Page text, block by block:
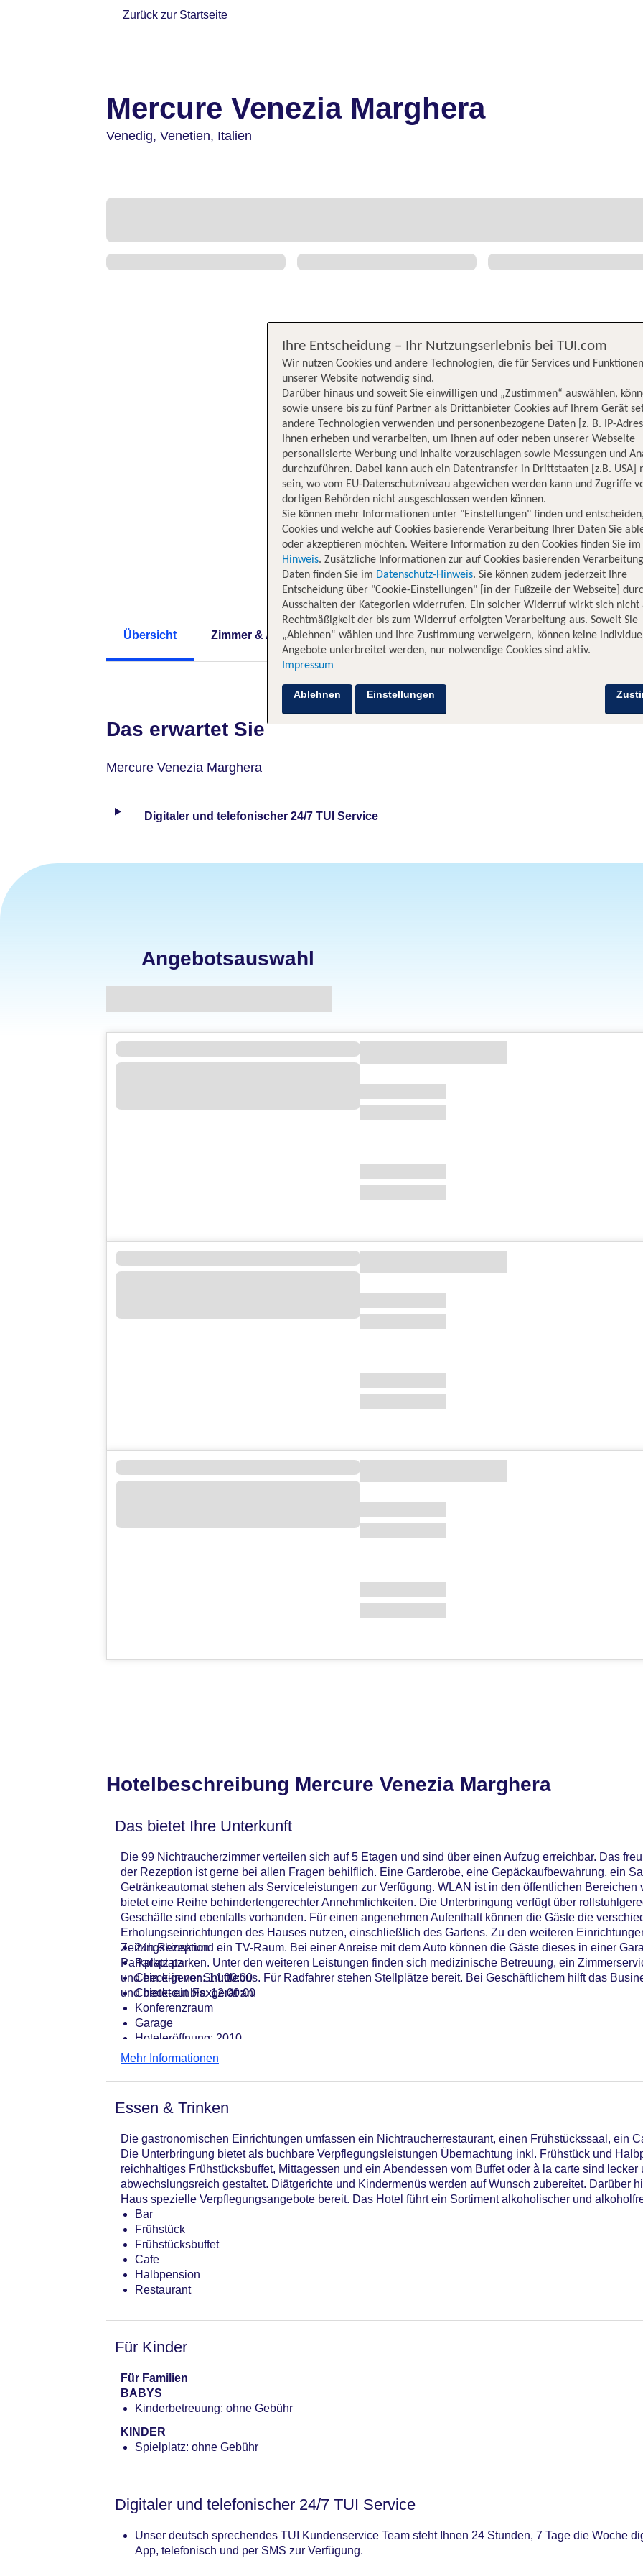
Zurück zur Startseite
Mercure Venezia Marghera
Venedig, Venetien, Italien
Übersicht Zimmer & Angebote Hotelinformationen Lage Bewertungen
Das erwartet Sie
Mercure Venezia Marghera
Digitaler und telefonischer 24/7 TUI Service
Angebotsauswahl
Hotelbeschreibung Mercure Venezia Marghera
Das bietet Ihre Unterkunft
Die 99 Nichtraucherzimmer verteilen sich auf 5 Etagen und sind über einen Aufzug erreichbar. Das
der Rezeption ist gerne bei allen Fragen behilflich. Eine Garderobe, eine Gepäckaufbewahrung, ein
Getränkeautomat stehen als Serviceleistungen zur Verfügung. WLAN ist in den öffentlichen Bereichen
bietet eine Reihe behindertengerechter Annehmlichkeiten. Die Unterbringung verfügt über
Geschäfte sind ebenfalls vorhanden. Für einen angenehmen Aufenthalt können die Gäste die
Erholungseinrichtungen des Hauses nutzen, einschließlich des Gartens. Zu den weiteren
Zeitungskiosk und ein TV-Raum. Bei einer Anreise mit dem Auto können die Gäste dieses in einer
Parkplatz parken. Unter den weiteren Leistungen finden sich medizinische Betreuung, ein
und ein eigener Shuttlebus. Für Radfahrer stehen Stellplätze bereit. Bei Geschäftlichem hilft das
und bietet ein Faxgerät an.
24h Rezeption
Parkplatz
Check-in von: 14:00:00
Check-out bis: 12:00:00
Konferenzraum
Garage
Hoteleröffnung: 2010
Hotelsafe
Lift
Anzahl der Aufzüge: 1
Gesamtanzahl der Stockwerke: 5
Gesamtanzahl der Zimmer: 99
Zahlungsarten: American Express, Diners Club, EC Maestro, Mastercard, Visa
Landeskategorie: 4 Sterne
Mehr Informationen
Essen & Trinken
Die gastronomischen Einrichtungen umfassen ein Nichtraucherrestaurant, einen Frühstückssaal, ein
Die Unterbringung bietet als buchbare Verpflegungsleistungen Übernachtung inkl. Frühstück und
reichhaltiges Frühstücksbuffet, Mittagessen und ein Abendessen vom Buffet oder à la carte sind lecker
abwechslungsreich gestaltet. Diätgerichte und Kindermenüs werden auf Wunsch zubereitet. Darüber
Haus spezielle Verpflegungsangebote bereit. Das Hotel führt ein Sortiment alkoholischer und
Bar
Frühstück
Frühstücksbuffet
Cafe
Halbpension
Restaurant
Für Kinder
Für Familien
BABYS
Kinderbetreuung: ohne Gebühr
KINDER
Spielplatz: ohne Gebühr
Digitaler und telefonischer 24/7 TUI Service
Unser deutsch sprechendes TUI Kundenservice Team steht Ihnen 24 Stunden, 7 Tage die Woche
App, telefonisch und per SMS zur Verfügung.
Ihre Entscheidung – Ihr Nutzungserlebnis bei TUI.com
Wir nutzen Cookies und andere Technologien, die für Services und
unserer Website notwendig sind.
Darüber hinaus und soweit Sie einwilligen und „Zustimmen“ auswählen,
sowie unsere bis zu fünf Partner als Drittanbieter Cookies auf Ihrem Gerät
andere Technologien verwenden und personenbezogene Daten [z. B. IP-
Ihnen erheben und verarbeiten, um Ihnen auf oder neben unserer Webseite
personalisierte Werbung und Inhalte vorzuschlagen sowie Messungen und
durchzuführen. Dabei kann auch ein Datentransfer in Drittstaaten [z.B. USA]
sein, wo vom EU-Datenschutzniveau abgewichen werden kann und Zugriffe
dortigen Behörden nicht ausgeschlossen werden können.
Sie können mehr Informationen unter "Einstellungen" finden und
Cookies und welche auf Cookies basierende Verarbeitung Ihrer Daten Sie
oder akzeptieren möchten. Weitere Information zu den Cookies finden Sie im
Hinweis. Zusätzliche Informationen zur auf Cookies basierenden
Daten finden Sie im Datenschutz-Hinweis. Sie können zudem jederzeit Ihre
Entscheidung über "Cookie-Einstellungen" [in der Fußzeile der Webseite]
Ausschalten der Kategorien widerrufen. Ein solcher Widerruf wirkt sich nicht
Rechtmäßigkeit der bis zum Widerruf erfolgten Verarbeitung aus. Soweit Sie
„Ablehnen“ wählen und Ihre Zustimmung verweigern, können keine
Angebote unterbreitet werden, nur notwendige Cookies sind aktiv.
Impressum
Ablehnen Einstellungen